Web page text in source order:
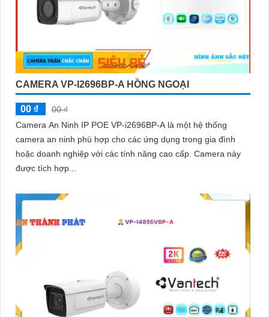
CAMERA VP-I2696BP-A HỒNG NGOẠI
00 ₫
00 ₫
Camera An Ninh IP POE VP-i2696BP-A là một hệ thống
camera an ninh phù hợp cho các ứng dụng trong gia đình
hoặc doanh nghiệp với các tính năng cao cấp. Camera này
được tích hợp...